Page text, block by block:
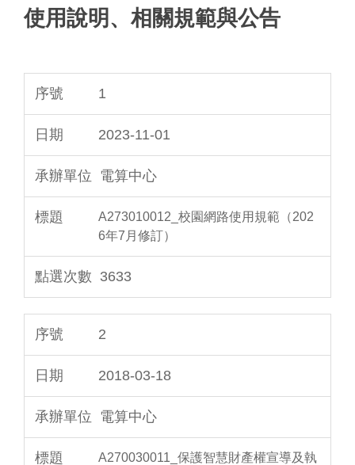
使用說明、相關規範與公告
1
2023-11-01
電算中心
A273010012_校園網路使用規範（202
6年7月修訂）
3633
2
2018-03-18
電算中心
A270030011_保護智慧財產權宣導及執